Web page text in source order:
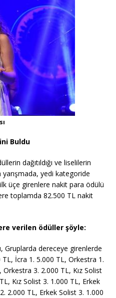
Buldu
dağıtıldığı ve liselilerin
yedi kategoride
üçe girenlere nakit para ödülü
toplamda 82.500 TL nakit
verilen ödüller şöyle:
Gruplarda dereceye girenlerde
İcra 1. 5.000 TL, Orkestra 1.
3. 2.000 TL, Kız Solist
Kız Solist 3. 1.000 TL, Erkek
2.000 TL, Erkek Solist 3. 1.000